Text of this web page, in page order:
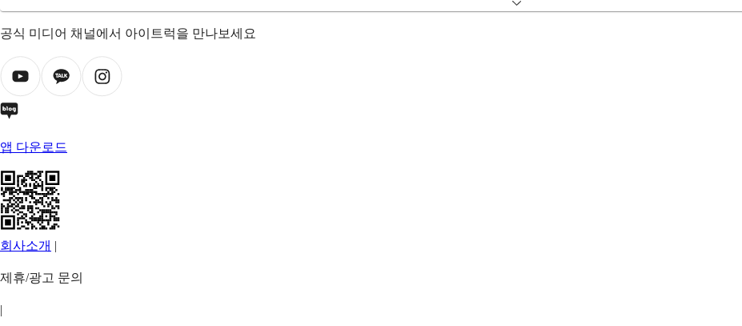
공식 미디어 채널에서 아이트럭을 만나보세요
앱 다운로드
회사소개 |
제휴/광고 문의
|